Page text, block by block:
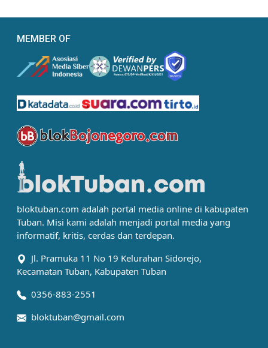
MEMBER OF
bloktuban.com adalah portal media online di kabupaten
Tuban. Misi kami adalah menjadi portal media yang
informatif, kritis, cerdas dan terdepan.
Jl. Pramuka 11 No 19 Kelurahan Sidorejo,
Kecamatan Tuban, Kabupaten Tuban
0356-883-2551
bloktuban@gmail.com